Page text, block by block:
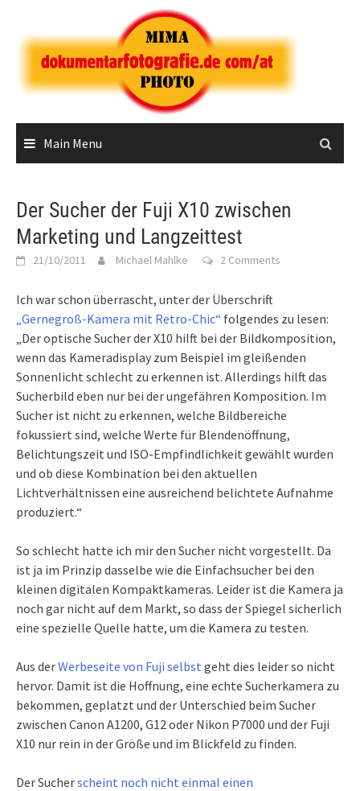
content
Main Menu
Der Sucher der Fuji X10 zwischen
Marketing und Langzeittest
21/10/2011 Michael Mahlke 2 Comments
Ich war schon überrascht, unter der Überschrift
„Gernegroß-Kamera mit Retro-Chic“ folgendes zu lesen:
„Der optische Sucher der X10 hilft bei der Bildkomposition,
wenn das Kameradisplay zum Beispiel im gleißenden
Sonnenlicht schlecht zu erkennen ist. Allerdings hilft das
Sucherbild eben nur bei der ungefähren Komposition. Im
Sucher ist nicht zu erkennen, welche Bildbereiche
fokussiert sind, welche Werte für Blendenöffnung,
Belichtungszeit und ISO-Empfindlichkeit gewählt wurden
und ob diese Kombination bei den aktuellen
Lichtverhältnissen eine ausreichend belichtete Aufnahme
produziert.“
So schlecht hatte ich mir den Sucher nicht vorgestellt. Da
ist ja im Prinzip dasselbe wie die Einfachsucher bei den
kleinen digitalen Kompaktkameras. Leider ist die Kamera ja
noch gar nicht auf dem Markt, so dass der Spiegel sicherlich
eine spezielle Quelle hatte, um die Kamera zu testen.
Aus derWerbeseite von Fuji selbst geht dies leider so nicht
hervor. Damit ist die Hoffnung, eine echte Sucherkamera zu
bekommen, geplatzt und der Unterschied beim Sucher
zwischen Canon A1200, G12 oder Nikon P7000 und der Fuji
X10 nur rein in der Größe und im Blickfeld zu finden.
Der Sucherscheint noch nicht einmal einen